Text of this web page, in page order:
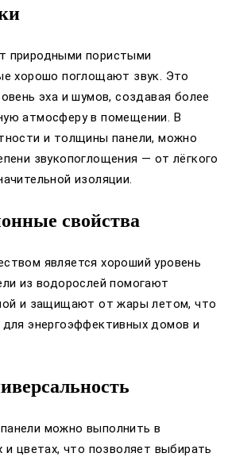
природными пористыми
хорошо поглощают звук. Это
эха и шумов, создавая более
атмосферу в помещении. В
и толщины панели, можно
звукопоглощения — от лёгкого
изоляции.
свойства
является хороший уровень
из водорослей помогают
и защищают от жары летом, что
энергоэффективных домов и
можно выполнить в
и цветах, что позволяет выбирать